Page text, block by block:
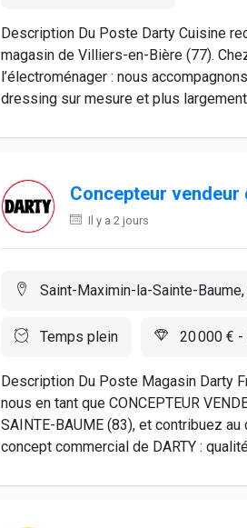
Description Du Poste Darty Cuisine
magasin de Villiers-en-Bière (77).
l’électroménager : nous
dressing sur mesure et plus
Concepteur vendeur
Il y a 2 jours
Saint-Maximin-la-Sainte-
Temps plein 20 000 € -
Description Du Poste Magasin Darty
nous en tant que CONCEPTEUR
SAINTE-BAUME (83), et contribuez
concept commercial de DARTY :